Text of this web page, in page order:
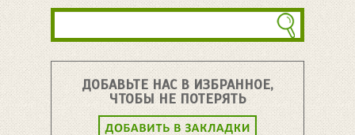
ДОБАВЬТЕ НАС В ИЗБРАННОЕ,
ЧТОБЫ НЕ ПОТЕРЯТЬ